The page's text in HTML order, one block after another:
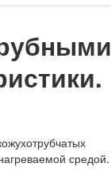
средой.